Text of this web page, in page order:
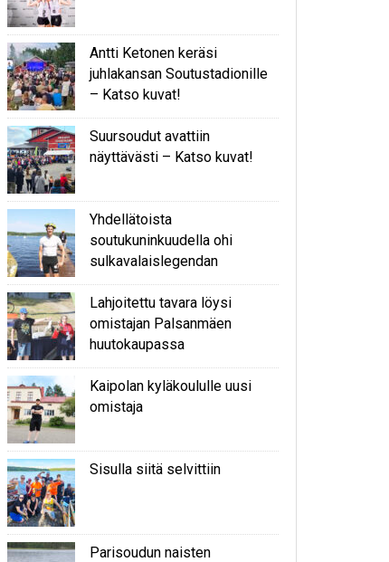
Antti Ketonen keräsi
juhlakansan Soutustadionille
– Katso kuvat!
Suursoudut avattiin
näyttävästi – Katso kuvat!
Yhdellätoista
soutukuninkuudella ohi
sulkavalaislegendan
Lahjoitettu tavara löysi
omistajan Palsanmäen
huutokaupassa
Kaipolan kyläkoululle uusi
omistaja
Sisulla siitä selvittiin
Parisoudun naisten